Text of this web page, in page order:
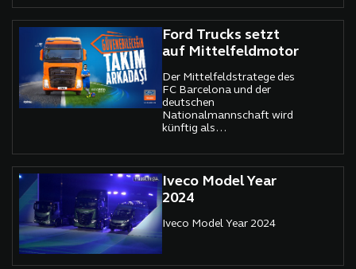
Ford Trucks setzt
auf Mittelfeldmotor
Der Mittelfeldstratege des
FC Barcelona und der
deutschen
Nationalmannschaft wird
künftig als
Trucks auftreten.
Iveco Model Year
2024
Iveco Model Year 2024